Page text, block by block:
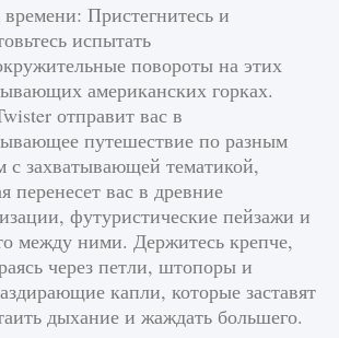
2 395 0 2
ошибку Palworld EPalworld
мира — Невозможно
данных мира»
2 711 0 0
Пристегнитесь и
испытать
повороты на этих
американских горках.
отправит вас в
путешествие по разным
с захватывающей тематикой,
перенесет вас в древние
футуристические пейзажи и
между ними. Держитесь крепче,
через петли, штопоры и
капли, которые заставят
дыхание и жаждать большего.